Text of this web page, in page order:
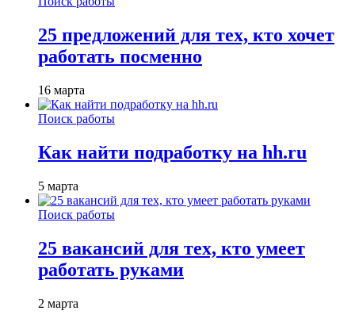
25 предложений для тех, кто хочет
работать посменно
16 марта
Поиск работы
Как найти подработку на hh.ru
5 марта
Поиск работы
25 вакансий для тех, кто умеет
работать руками
2 марта